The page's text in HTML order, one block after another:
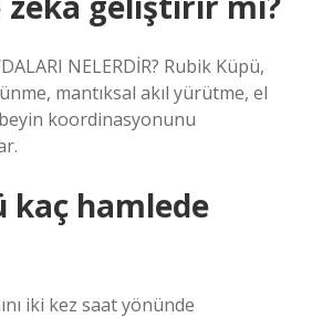
NELERDİR? Rubik Küpü,
mantıksal akıl yürütme, el
koordinasyonunu
kaç hamlede
iki kez saat yönünde